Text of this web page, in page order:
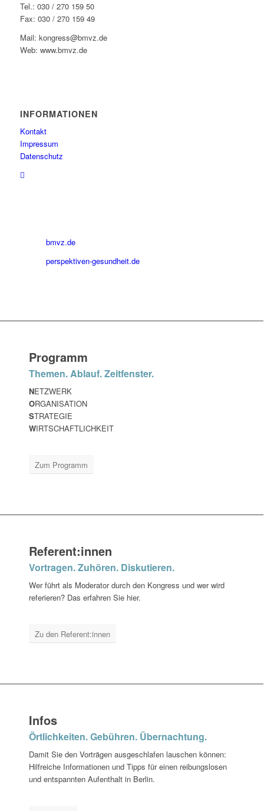
Tel.: 030 / 270 159 50
Fax: 030 / 270 159 49
Mail: kongress@bmvz.de
Web: www.bmvz.de
INFORMATIONEN
Kontakt
Impressum
Datenschutz
bmvz.de
perspektiven-gesundheit.de
Programm
Themen. Ablauf. Zeitfenster.
NETZWERK
ORGANISATION
STRATEGIE
WIRTSCHAFTLICHKEIT
Zum Programm
Referent:innen
Vortragen. Zuhören. Diskutieren.
Wer führt als Moderator durch den Kongress und wer wird
referieren? Das erfahren Sie hier.
Zu den Referent:innen
Infos
Örtlichkeiten. Gebühren. Übernachtung.
Damit Sie den Vorträgen ausgeschlafen lauschen können:
Hilfreiche Informationen und Tipps für einen reibungslosen
und entspannten Aufenthalt in Berlin.